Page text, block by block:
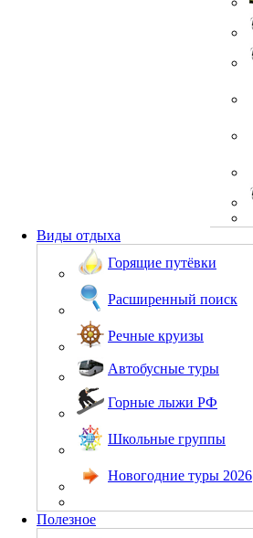
Виды отдыха
Горящие путёвки
Расширенный поиск
Речные круизы
Автобусные туры
Горные лыжи РФ
Школьные группы
Новогодние туры 2026
Полезное